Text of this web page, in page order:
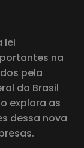
lei
na
pela
do Brasil
explora as
dessa nova